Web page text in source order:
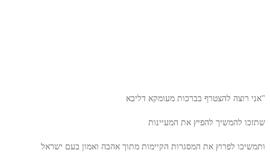
"אני רוצה להצטרף בברכות מעומקא דליבא
שתזכו להמשיך להפיץ את המעיינות
ותמשיכו לפרוץ את המסגרות הקיימות מתוך אהבה ואמון בעם ישראל